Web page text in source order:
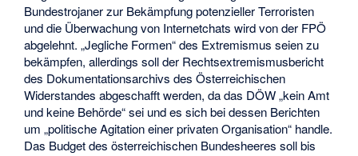
Bundestrojaner zur Bekämpfung potenzieller Terroristen
und die Überwachung von Internetchats wird von der FPÖ
abgelehnt. „Jegliche Formen“ des Extremismus seien zu
bekämpfen, allerdings soll der Rechtsextremismusbericht
des Dokumentationsarchivs des Österreichischen
Widerstandes abgeschafft werden, da das DÖW „kein Amt
und keine Behörde“ sei und es sich bei dessen Berichten
um „politische Agitation einer privaten Organisation“ handle.
Das Budget des österreichischen Bundesheeres soll bis